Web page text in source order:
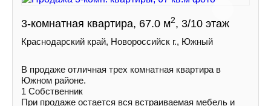
3-комнатная квартира, 67.0 м2, 3/10 этаж
Краснодарский край, Новороссийск г., Южный
В продаже отличная трех комнатная квартира в
Южном районе.
1 Собственник
При продаже остается вся встраиваемая мебель и